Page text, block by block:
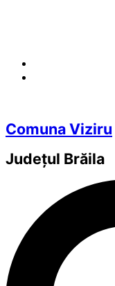
Comuna Viziru
Județul Brăila